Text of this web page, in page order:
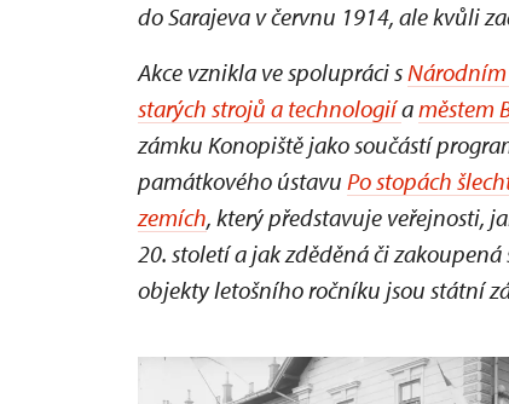
do Sarajeva v červnu 1914, ale kvůli
Akce vznikla ve spolupráci s
starých strojů a technologiíaměstem
zámku Konopiště jako součástí
památkového ústavu Po stopách
zemích, který představuje veřejnosti,
20. století a jak zděděná či
objekty letošního ročníku jsou státní